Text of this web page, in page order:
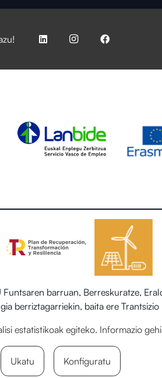
barruan, Berreskuratze,
berriztagarriekin, baita ere
estatistikoak egiteko. Informazio
Ukatu Konfiguratu